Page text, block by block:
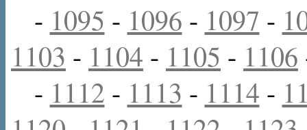
- 1095 - 1096 - 1097 -
1103 - 1104 - 1105 - 1106
- 1112 - 1113 - 1114 -